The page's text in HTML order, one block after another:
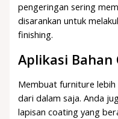
pengeringan sering
disarankan untuk
finishing.
Aplikasi
Membuat furniture
dari dalam saja. Anda
lapisan coating yang